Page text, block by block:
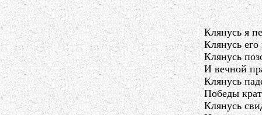
Клянусь я
Клянусь
Клянусь
И вечной
Клянусь
Победы
Клянусь